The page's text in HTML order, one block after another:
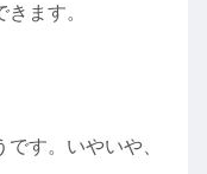
ます。
す。いやいや、